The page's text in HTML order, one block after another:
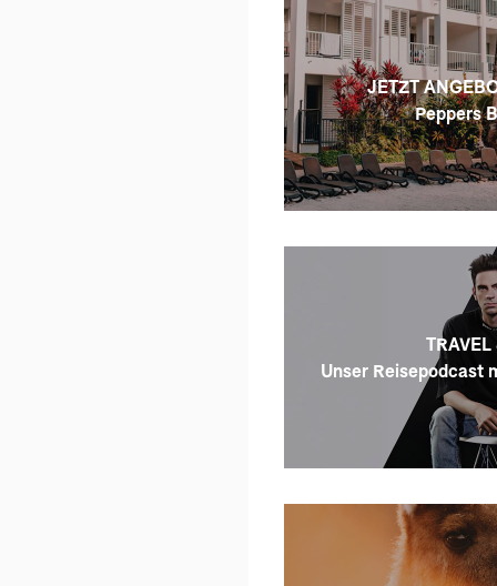
auch während der Reise
Antwort, sodass man
hatte. Ein großes Lob an
Planung!JETZT
Peppers
TRAVEL
Unser Reisepodcast